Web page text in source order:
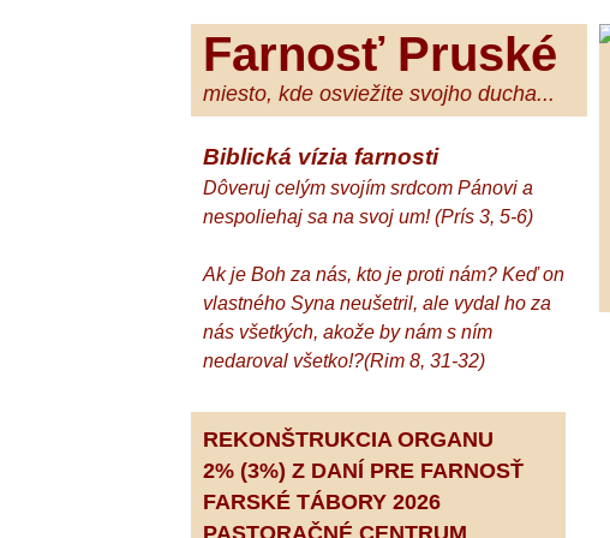
Farnosť Pruské
miesto, kde osviežite svojho ducha...
Biblická vízia farnosti
Dôveruj celým svojím srdcom Pánovi a
nespoliehaj sa na svoj um! (Prís 3, 5-6)
Ak je Boh za nás, kto je proti nám? Keď on
vlastného Syna neušetril, ale vydal ho za
nás všetkých, akože by nám s ním
nedaroval všetko!?(Rim 8, 31-32)
REKONŠTRUKCIA ORGANU
2% (3%) Z DANÍ PRE FARNOSŤ
FARSKÉ TÁBORY 2026
PASTORAČNÉ CENTRUM